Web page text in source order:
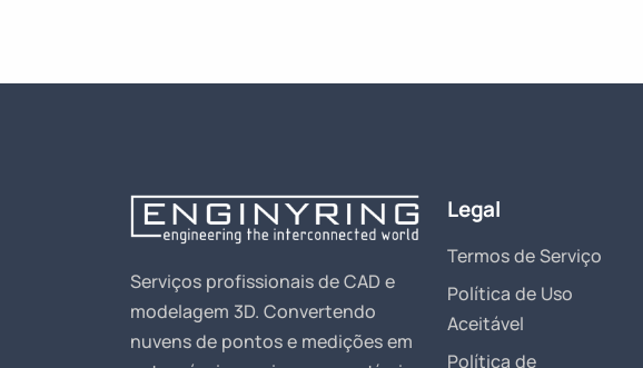
Serviços profissionais de CAD e
modelagem 3D. Convertendo
nuvens de pontos e medições em
Legal
Termos de Serviço
Política de Uso
Aceitável
Política de